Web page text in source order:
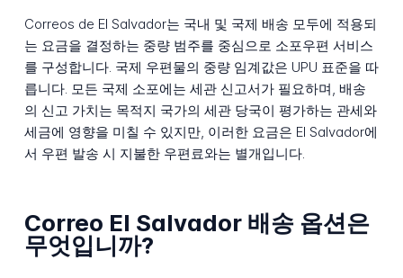
Correos de El Salvador는 국내 및 국제 배송 모두에 적용되
는 요금을 결정하는 중량 범주를 중심으로 소포우편 서비스
를 구성합니다. 국제 우편물의 중량 임계값은 UPU 표준을 따
릅니다. 모든 국제 소포에는 세관 신고서가 필요하며, 배송
의 신고 가치는 목적지 국가의 세관 당국이 평가하는 관세와
세금에 영향을 미칠 수 있지만, 이러한 요금은 El Salvador에
서 우편 발송 시 지불한 우편료와는 별개입니다.
Correo El Salvador 배송 옵션은
무엇입니까?